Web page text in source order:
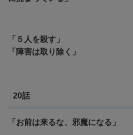
「５人を殺す」
「障害は取り除く」
20話
「お前は来るな、邪魔になる」